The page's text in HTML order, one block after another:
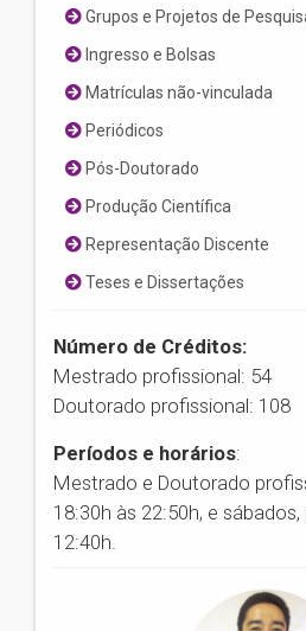
Grupos e Projetos de
Ingresso e Bolsas
Matrículas não-vinculada
Periódicos
Pós-Doutorado
Produção Científica
Representação Discente
Teses e Dissertações
Número de Créditos:
Mestrado profissional: 54
Doutorado profissional: 108
Períodos e horários:
Mestrado e Doutorado
18:30h às 22:50h, e
12:40h.